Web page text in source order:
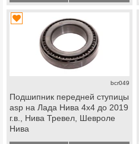
bcr049
Подшипник передней ступицы
asp на Лада Нива 4х4 до 2019
г.в., Нива Тревел, Шевроле
Нива